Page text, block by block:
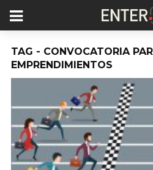
TAG - CONVOCATORIA
EMPRENDIMIENTOS